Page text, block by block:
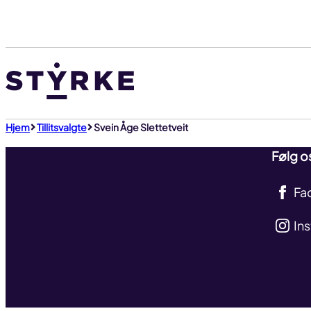
innhold
Hjem Tillitsvalgte Svein Åge Slettetveit
Følg